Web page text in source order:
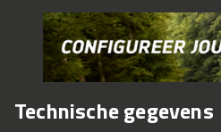
Technische gegevens